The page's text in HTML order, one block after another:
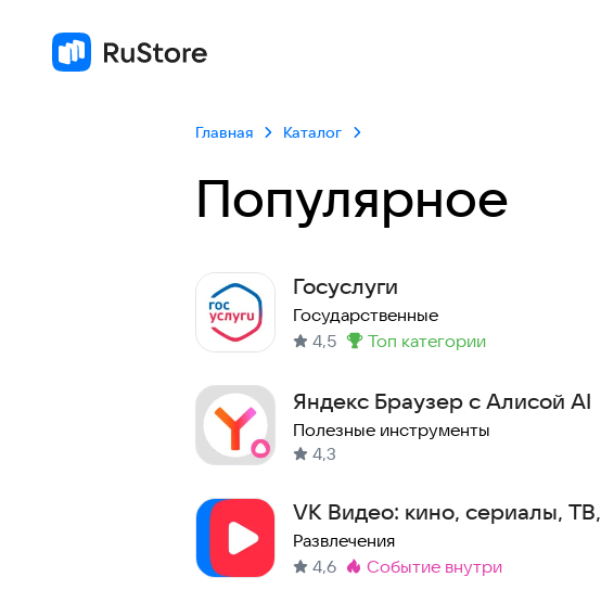
Главная Каталог
Популярное
Госуслуги
Государственные
4,5
Метка :
топ категории
Яндекс Браузер с Алисой AI
Полезные инструменты
4,3
VK Видео: кино, сериалы, ТВ,
мультфильмы и клипы
Развлечения
4,6
Метка:
событие внутри